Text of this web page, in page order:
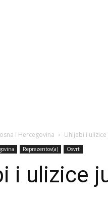
i Hercegovina Uhljebi i
Reprezentov(a) Osvrt
i ulizice